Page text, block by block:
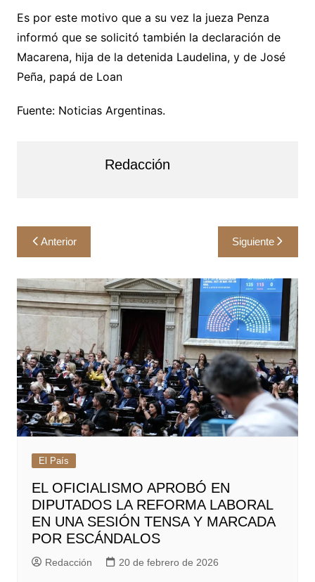
Es por este motivo que a su vez la jueza Penza
informó que se solicitó también la declaración de
Macarena, hija de la detenida Laudelina, y de José
Peña, papá de Loan
Fuente: Noticias Argentinas.
Redacción
Navegación
de
entradas
Anterior Siguiente
El País
EL OFICIALISMO APROBÓ EN
DIPUTADOS LA REFORMA LABORAL
EN UNA SESIÓN TENSA Y MARCADA
POR ESCÁNDALOS
Redacción 20 de febrero de 2026